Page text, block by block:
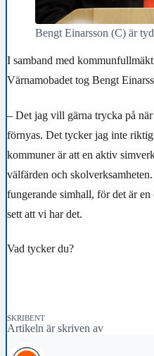
Bengt Einarsson (C) är
I samband med
Värnamobadet tog Bengt
– Det jag vill gärna trycka på
förnyas. Det tycker jag inte
kommuner är att en aktiv
välfärden och
fungerande simhall, för det är
sett att vi har det.
Vad tycker du?
SKRIBENT
Artikeln är skriven av